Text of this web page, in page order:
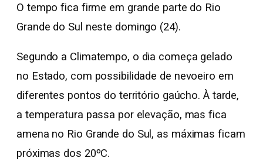
O tempo fica firme em grande parte do Rio
Grande do Sul neste domingo (24).
Segundo a Climatempo, o dia começa gelado
no Estado, com possibilidade de nevoeiro em
diferentes pontos do território gaúcho. À tarde,
a temperatura passa por elevação, mas fica
amena no Rio Grande do Sul, as máximas ficam
próximas dos 20ºC.